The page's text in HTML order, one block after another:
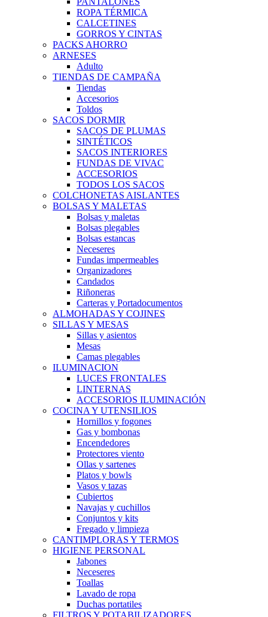
ROPA TÉRMICA
CALCETINES
GORROS Y CINTAS
PACKS AHORRO
ARNESES
Adulto
TIENDAS DE CAMPAÑA
Tiendas
Accesorios
Toldos
SACOS DORMIR
SACOS DE PLUMAS
SINTÉTICOS
SACOS INTERIORES
FUNDAS DE VIVAC
ACCESORIOS
TODOS LOS SACOS
COLCHONETAS AISLANTES
BOLSAS Y MALETAS
Bolsas y maletas
Bolsas plegables
Bolsas estancas
Neceseres
Fundas impermeables
Organizadores
Candados
Riñoneras
Carteras y Portadocumentos
ALMOHADAS Y COJINES
SILLAS Y MESAS
Sillas y asientos
Mesas
Camas plegables
ILUMINACION
LUCES FRONTALES
LINTERNAS
ACCESORIOS ILUMINACIÓN
COCINA Y UTENSILIOS
Hornillos y fogones
Gas y bombonas
Encendedores
Protectores viento
Ollas y sartenes
Platos y bowls
Vasos y tazas
Cubiertos
Navajas y cuchillos
Conjuntos y kits
Fregado y limpieza
CANTIMPLORAS Y TERMOS
HIGIENE PERSONAL
Jabones
Neceseres
Toallas
Lavado de ropa
Duchas portatiles
FILTROS Y POTABILIZADORES